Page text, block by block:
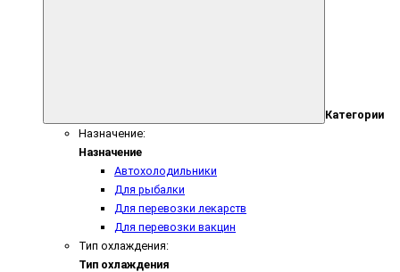
Категории
Назначение:
Назначение
Автохолодильники
Для рыбалки
Для перевозки лекарств
Для перевозки вакцин
Тип охлаждения:
Тип охлаждения